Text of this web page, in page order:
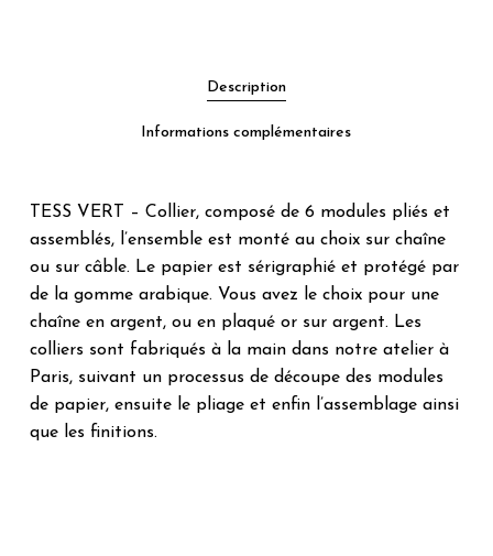
Description
Informations complémentaires
TESS VERT – Collier, composé de 6 modules pliés et
assemblés, l’ensemble est monté au choix sur chaîne
ou sur câble. Le papier est sérigraphié et protégé par
de la gomme arabique. Vous avez le choix pour une
chaîne en argent, ou en plaqué or sur argent. Les
colliers sont fabriqués à la main dans notre atelier à
Paris, suivant un processus de découpe des modules
de papier, ensuite le pliage et enfin l’assemblage ainsi
que les finitions.